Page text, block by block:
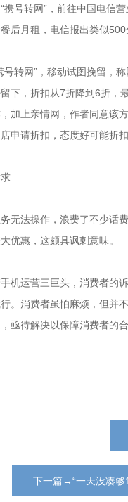
携号转网”，前往中国电信
后月租，电信报出类似
号转网”，移动试图挽留，
下，折扣从7折降到6折，
加上亲情网，作者同意该
申请折扣，态度好可能折扣
无法操作，浪费了不少话
优惠，这颇具讽刺意味。
机运营三巨头，消费者的
。消费者虽怕麻烦，但并
亟待解决以保障消费者的合
下一篇→“一天没凑够